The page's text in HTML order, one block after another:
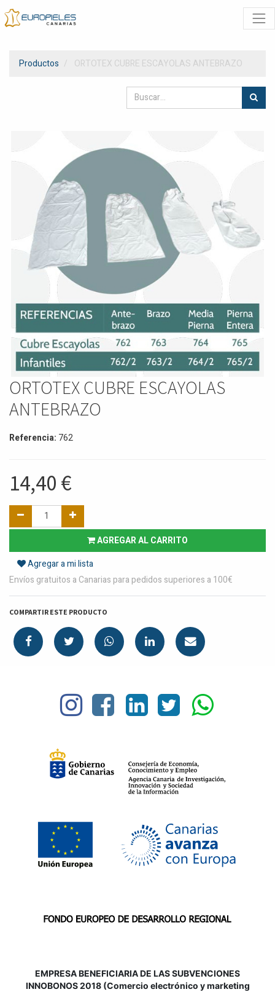
Productos ORTOTEX CUBRE ESCAYOLAS ANTEBRAZO
ORTOTEX CUBRE ESCAYOLAS
ANTEBRAZO
Referencia: 762
14,40 €
AGREGAR AL CARRITO
Agregar a mi lista
Envíos gratuitos a Canarias para pedidos superiores a 100€
COMPARTIR ESTE PRODUCTO
EMPRESA BENEFICIARIA DE LAS SUBVENCIONES
INNOBONOS 2018 (Comercio electrónico y marketing